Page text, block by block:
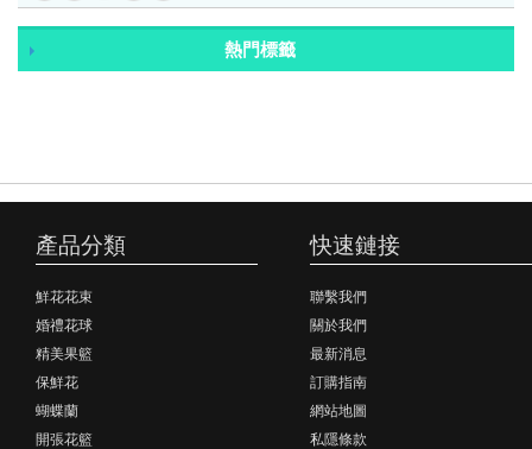
熱門標籤
產品分類
鮮花花束
婚禮花球
精美果籃
保鮮花
蝴蝶蘭
開張花籃
快速鏈接
聯繫我們
關於我們
最新消息
訂購指南
網站地圖
私隱條款